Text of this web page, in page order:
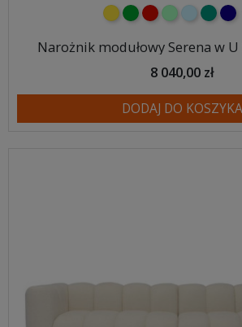
żółtyzielonyczerwony
miętowybłękitny
Narożnik modułowy Serena w U
8 040,00 zł
DODAJ DO KOSZYKA